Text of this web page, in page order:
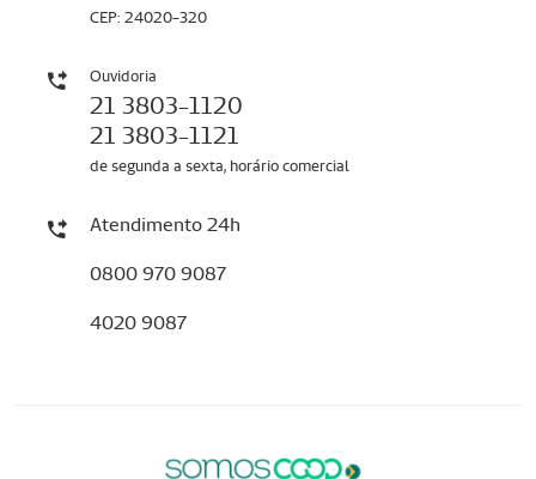
CEP: 24020-320
Ouvidoria
21 3803-1120
21 3803-1121
de segunda a sexta, horário comercial
Atendimento 24h
0800 970 9087
4020 9087